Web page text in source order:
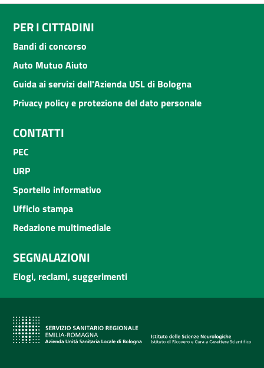
PER I CITTADINI
Bandi di concorso
Auto Mutuo Aiuto
Guida ai servizi dell'Azienda USL di Bologna
Privacy policy e protezione del dato personale
CONTATTI
PEC
URP
Sportello informativo
Ufficio stampa
Redazione multimediale
SEGNALAZIONI
Elogi, reclami, suggerimenti